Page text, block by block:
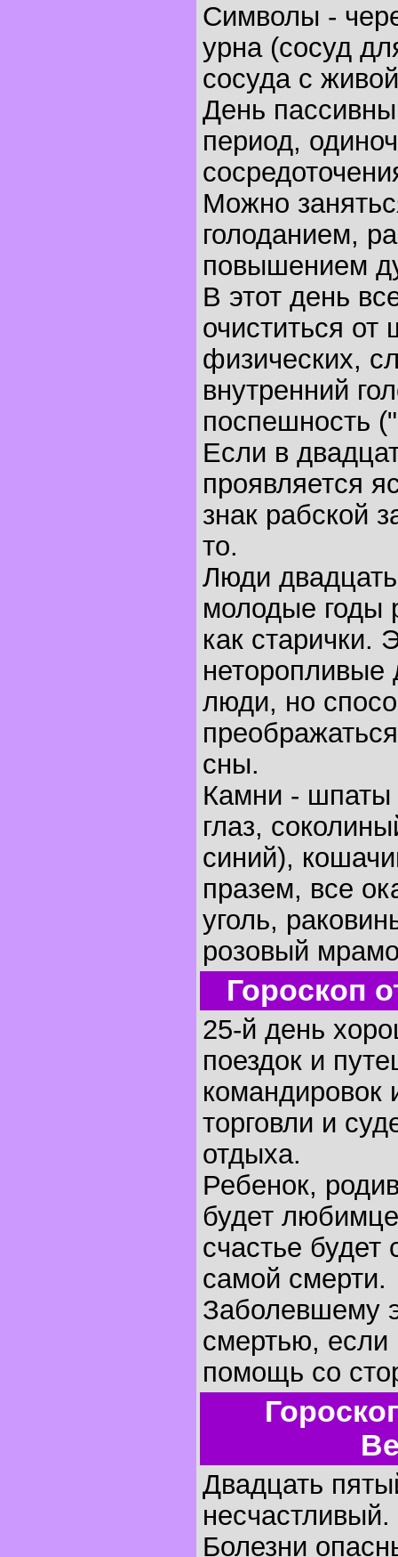
Символы -
урна (сосуд
сосуда с
День
период,
Можно
голоданием,
повышением
В этот день
очиститься
физических,
внутренний
поспешность
Если в
проявляется
знак рабской
то.
Люди
молодые годы
как старички.
неторопливые
люди, но
сны.
Камни - шпаты
глаз,
синий),
празем, все
уголь,
розовый
Гороскоп
25-й день
поездок и
командировок
торговли и
отдыха.
Ребенок,
будет
счастье будет
самой смерти.
Заболевшему
смертью, если
помощь со
Двадцать
несчастливый.
Болезни